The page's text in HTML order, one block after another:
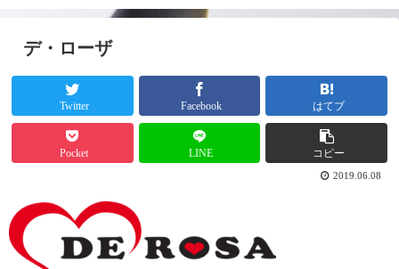
デ・ローザ
Twitter Facebook はてブ
Pocket LINE コピー
2019.06.08